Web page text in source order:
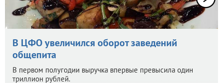
В ЦФО увеличился оборот заведений
общепита
В первом полугодии выручка впервые превысила один
триллион рублей.